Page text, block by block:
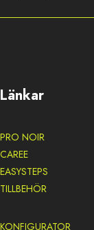
Länkar
PRO NOIR
CAREE
EASYSTEPS
TILLBEHÖR
KONFIGURATOR